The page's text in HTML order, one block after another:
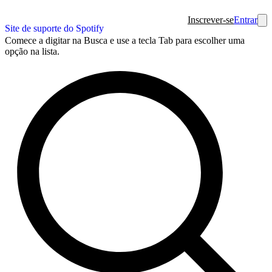
Site de suporte do Spotify
Inscrever-seEntrar
Comece a digitar na Busca e use a tecla Tab para escolher uma
opção na lista.